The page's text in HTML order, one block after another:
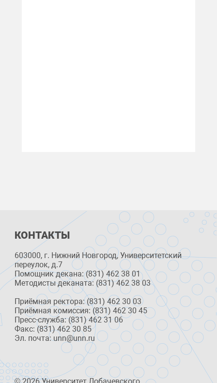
КОНТАКТЫ
603000, г. Нижний Новгород, Университетский
переулок, д.7
Помощник декана: (831) 462 38 01
Методисты деканата: (831) 462 38 03
Приёмная ректора: (831) 462 30 03
Приёмная комиссия: (831) 462 30 45
Пресс-служба: (831) 462 31 06
Факс: (831) 462 30 85
Эл. почта: unn@unn.ru